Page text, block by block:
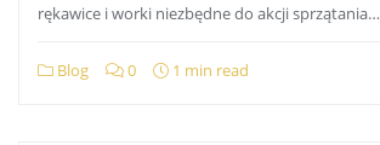
rękawice i worki niezbędne do akcji sprzątania…
Blog 0 1 min read